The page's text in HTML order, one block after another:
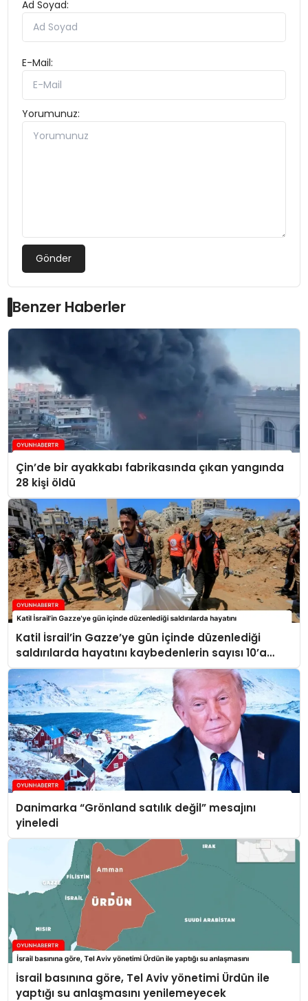
Ad Soyad:
E-Mail:
Yorumunuz:
Gönder
Benzer Haberler
Çin’de bir ayakkabı fabrikasında çıkan yangında
28 kişi öldü
Katil İsrail’in Gazze’ye gün içinde düzenlediği
saldırılarda hayatını kaybedenlerin sayısı 10’a
yükseldi
Danimarka “Grönland satılık değil” mesajını
yineledi
İsrail basınına göre, Tel Aviv yönetimi Ürdün ile
yaptığı su anlaşmasını yenilemeyecek